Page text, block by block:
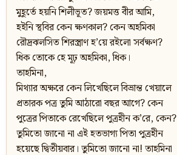
মুহূর্তে হয়নি শিলীভূত? জয়মত্ত বীর আমি,
হইনি স্থবির কেন ক্ষণকাল? কেন অহমিকা
রৌদ্রঝলসিত শিরস্ত্রাণ হ’য়ে রইলো সর্বক্ষণ?
ধিক তোকে হে মূঢ় অহমিকা, ধিক।
তাহমিনা,
মিথ্যার অক্ষরে কেন লিখেছিলে বিভ্রান্ত খেয়ালে
প্রতারক পত্র তুমি আঠারো বছর আগে? কেন
পুত্রের পিতাকে রেখেছিলে পুত্রহীন ক’রে, কেন?
তুমিতো জানো না এই হতভাগ্য পিতা পুত্রহীন
হয়েছে দ্বিতীয়বার। তুমিতো জানো না! তাহমিনা